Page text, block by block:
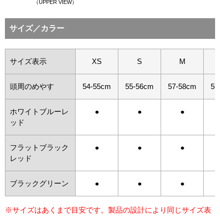
（UPPER VIEW）
サイズ／カラー
サイズ表示 XS S M
頭周のめやす 54-55cm 55-56cm 57-58cm
ホワイトブルーレ
ッド
● ● ●
フラットブラック
レッド
● ● ●
ブラックグリーン ● ● ●
※サイズはあくまで目安です。製品の設計により同じサイズ表